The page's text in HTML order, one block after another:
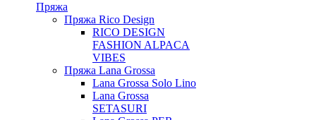
Пряжа
Пряжа Rico Design
RICO DESIGN
FASHION ALPACA
VIBES
Пряжа Lana Grossa
Lana Grossa Solo Lino
Lana Grossa
SETASURI